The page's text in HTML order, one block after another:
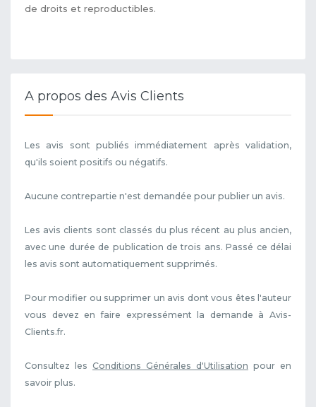
de droits et reproductibles.
A propos des Avis Clients
Les avis sont publiés immédiatement après validation,
qu'ils soient positifs ou négatifs.
Aucune contrepartie n'est demandée pour publier un avis.
Les avis clients sont classés du plus récent au plus ancien,
avec une durée de publication de trois ans. Passé ce délai
les avis sont automatiquement supprimés.
Pour modifier ou supprimer un avis dont vous êtes l'auteur
vous devez en faire expressément la demande à Avis-
Clients.fr.
Consultez les Conditions Générales d'Utilisation pour en
savoir plus.